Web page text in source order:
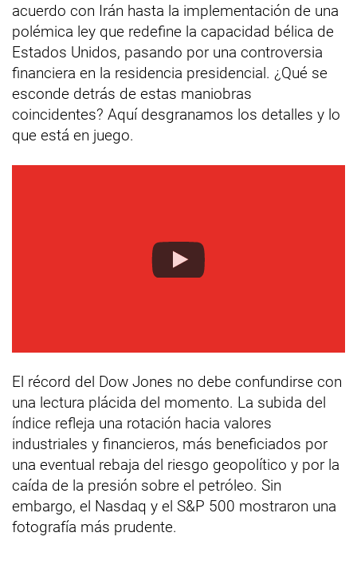
acuerdo con Irán hasta la implementación de una
polémica ley que redefine la capacidad bélica de
Estados Unidos, pasando por una controversia
financiera en la residencia presidencial. ¿Qué se
esconde detrás de estas maniobras
coincidentes? Aquí desgranamos los detalles y lo
que está en juego.
El récord del Dow Jones no debe confundirse con
una lectura plácida del momento. La subida del
índice refleja una rotación hacia valores
industriales y financieros, más beneficiados por
una eventual rebaja del riesgo geopolítico y por la
caída de la presión sobre el petróleo. Sin
embargo, el Nasdaq y el S&P 500 mostraron una
fotografía más prudente.